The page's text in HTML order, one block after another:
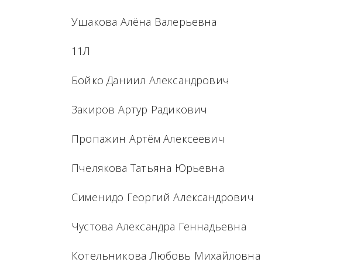
Ушакова Алёна Валерьевна
11Л
Бойко Даниил Александрович
Закиров Артур Радикович
Пропажин Артём Алексеевич
Пчелякова Татьяна Юрьевна
Сименидо Георгий Александрович
Чустова Александра Геннадьевна
Котельникова Любовь Михайловна